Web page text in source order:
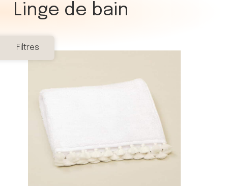
Linge de bain
Filtres